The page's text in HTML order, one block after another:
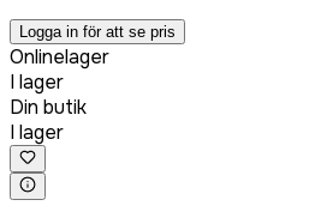
Logga in för att se pris
Onlinelager
I lager
Din butik
I lager